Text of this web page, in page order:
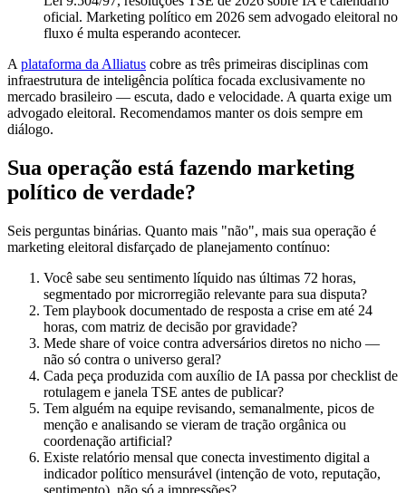
oficial. Marketing político em 2026 sem advogado eleitoral no
fluxo é multa esperando acontecer.
A plataforma da Alliatus cobre as três primeiras disciplinas com
infraestrutura de inteligência política focada exclusivamente no
mercado brasileiro — escuta, dado e velocidade. A quarta exige um
advogado eleitoral. Recomendamos manter os dois sempre em
diálogo.
Sua operação está fazendo marketing
político de verdade?
Seis perguntas binárias. Quanto mais "não", mais sua operação é
marketing eleitoral disfarçado de planejamento contínuo:
Você sabe seu sentimento líquido nas últimas 72 horas,
segmentado por microrregião relevante para sua disputa?
Tem playbook documentado de resposta a crise em até 24
horas, com matriz de decisão por gravidade?
Mede share of voice contra adversários diretos no nicho —
não só contra o universo geral?
Cada peça produzida com auxílio de IA passa por checklist de
rotulagem e janela TSE antes de publicar?
Tem alguém na equipe revisando, semanalmente, picos de
menção e analisando se vieram de tração orgânica ou
coordenação artificial?
Existe relatório mensal que conecta investimento digital a
indicador político mensurável (intenção de voto, reputação,